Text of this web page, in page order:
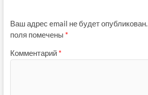
Ваш адрес email не будет опубликован.
поля помечены *
Комментарий *